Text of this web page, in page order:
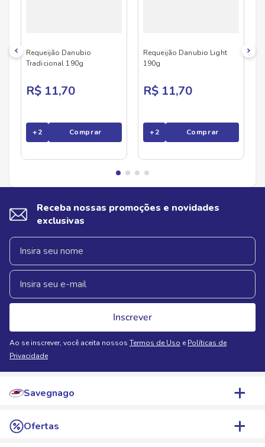
Requeijão Danubio
Tradicional 190g
R$ 11,70
+2 Comprar
Requeijão Danubio Light
190g
R$ 11,70
+2 Comprar
Receba nossas promoções e novidades
exclusivas
Inscrever
Ao se inscrever, você aceita nossos Termos de Uso e Políticas de
Privacidade
Savegnago
Quem Somos
Ofertas